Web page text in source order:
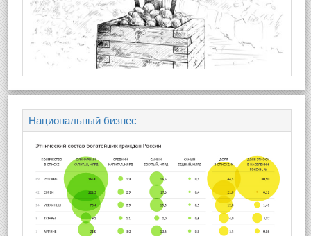
Национальный бизнес